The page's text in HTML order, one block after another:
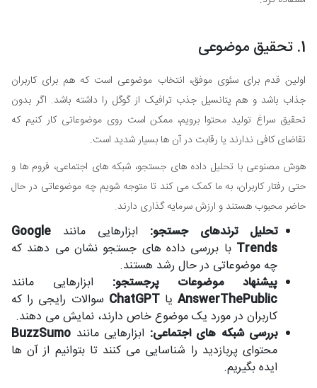
1. تحقیق موضوعی
اولین قدم برای سئوی موفق، انتخاب موضوعی است که هم برای کاربران
جذاب باشد و هم پتانسیل جذب ترافیک از گوگل را داشته باشد. اگر بدون
تحقیق سراغ تولید محتوا برویم، ممکن است روی موضوعاتی کار کنیم که
تقاضای کافی ندارند یا رقابت در آن ها بسیار شدید است.
هوش مصنوعی با تحلیل داده های جستجو، شبکه های اجتماعی، فروم ها و
حتی رفتار کاربران، به ما کمک می کند تا متوجه شویم چه موضوعاتی در حال
حاضر محبوب هستند و ارزش سرمایه گذاری دارند.
تحلیل ترندهای جستجو: ابزارهایی مانند Google
Trends با بررسی داده های جستجو نشان می دهند که
چه موضوعاتی در حال رشد هستند.
پیشنهاد موضوعات پرجستجو: ابزارهایی مانند
AnswerThePublicیاChatGPT سوالات رایجی را که
کاربران در مورد یک موضوع خاص دارند، نمایش می دهند.
بررسی شبکه های اجتماعی: ابزارهایی مانند BuzzSumo
محتوای پربازدید را شناسایی می کنند تا بتوانیم از آن ها
ایده بگیریم.